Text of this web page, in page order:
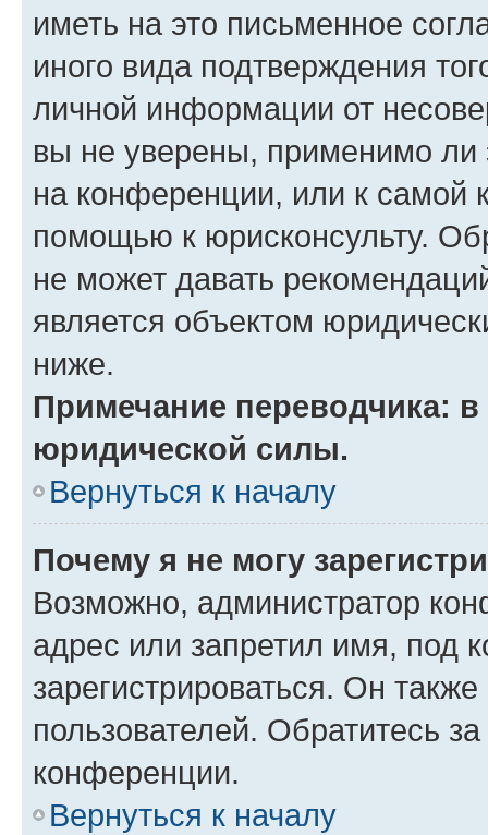
иметь на это письменное
иного вида подтверждения
личной информации от
вы не уверены, применимо ли
на конференции, или к самой
помощью к юрисконсульту.
не может давать
является объектом
ниже.
Примечание переводчика:
юридической силы.
Вернуться к началу
Почему я не могу
Возможно, администратор
адрес или запретил имя, под
зарегистрироваться. Он
пользователей. Обратитесь
конференции.
Вернуться к началу